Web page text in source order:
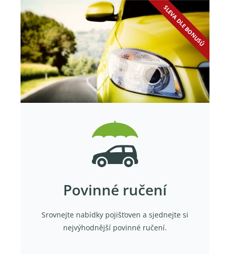
Povinné ručení
Srovnejte nabídky pojišťoven a sjednejte si
nejvýhodnější povinné ručení.
SLEVA DLE BONUSŮ